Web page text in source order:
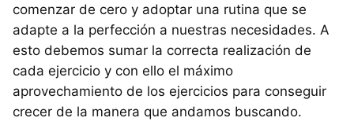
comenzar de cero y adoptar una rutina que se
adapte a la perfección a nuestras necesidades. A
esto debemos sumar la correcta realización de
cada ejercicio y con ello el máximo
aprovechamiento de los ejercicios para conseguir
crecer de la manera que andamos buscando.